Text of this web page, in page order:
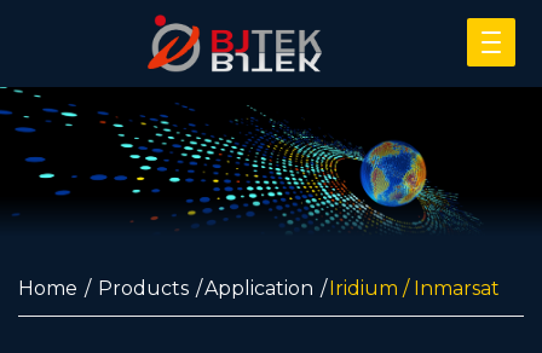
Home Products Application Iridium / Inmarsat